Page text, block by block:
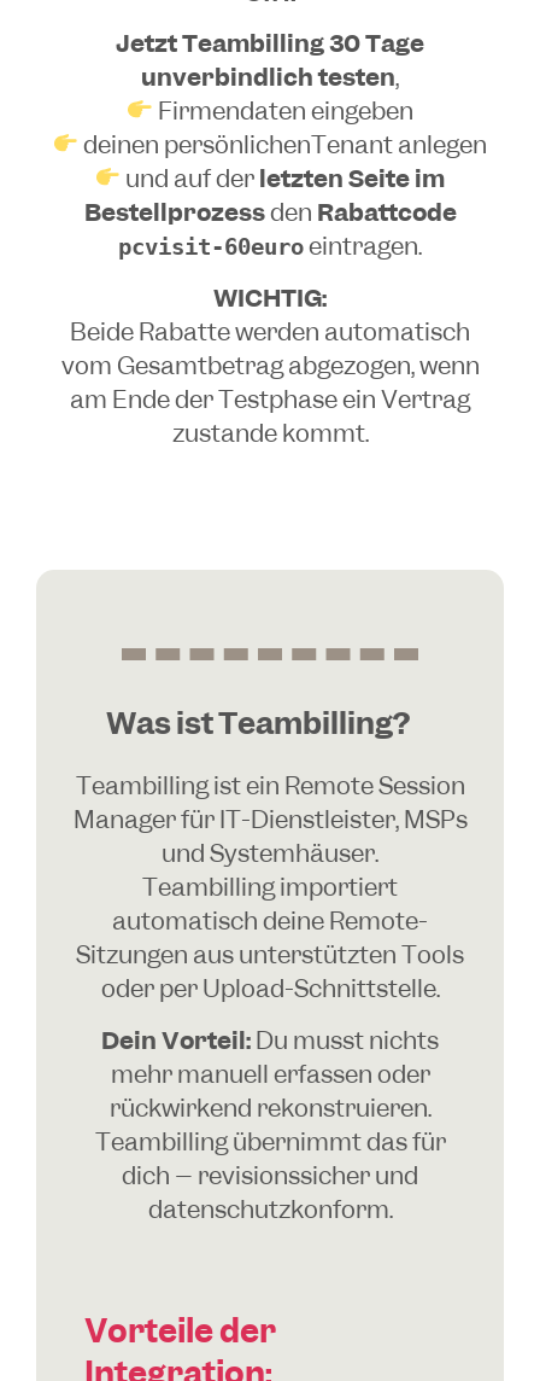
Jetzt Teambilling 30 Tage
unverbindlich testen,
Firmendaten eingeben
deinen persönlichenTenant anlegen
und auf derletzten Seite im
Bestellprozessden Rabattcode
pcvisit-60euroeintragen.
WICHTIG:
Beide Rabatte werden automatisch
vom Gesamtbetrag abgezogen, wenn
am Ende der Testphase ein Vertrag
zustande kommt.
Was ist Teambilling?
Teambilling ist ein Remote Session
Manager für IT-Dienstleister, MSPs
und Systemhäuser.
Teambilling importiert
automatisch deine Remote-
Sitzungen aus unterstützten Tools
oder per Upload-Schnittstelle.
Dein Vorteil:Du musst nichts
mehr manuell erfassen oder
rückwirkend rekonstruieren.
Teambilling übernimmt das für
dich – revisionssicher und
datenschutzkonform.
Vorteile der